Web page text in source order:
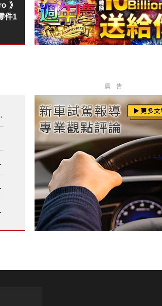
》
件1
車系升級5年原廠保固 再抽晶華住宿券?
通風椅 全車系升級黑化套件 ?
》開篷享受清新空氣 不再聞廢氣?
開回家&免費快充乙年 油電車大電池8年
Trucks 承諾成為高科技供應鏈的可
廣告